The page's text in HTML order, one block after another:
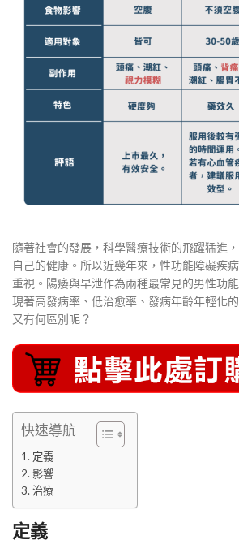
隨著社會的發展，科學醫療技術的飛躍猛進
自己的健康。所以近幾年來，性功能障礙疾
重視。陽痿與早泄作為兩種最常見的男性功
現著高發病率、低治愈率、發病年齡年輕化
又有何區別呢？
快速導航
定義
影響
治療
定義